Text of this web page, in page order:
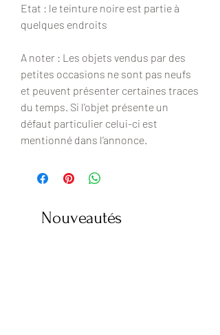
Etat : le teinture noire est partie à
quelques endroits
A noter : Les objets vendus par des
petites occasions ne sont pas neufs
et peuvent présenter certaines traces
du temps. Si l'objet présente un
défaut particulier celui-ci est
mentionné dans l’annonce.
Nouveautés